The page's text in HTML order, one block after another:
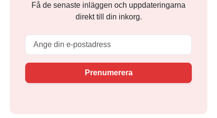
Få de senaste inläggen och uppdateringarna
direkt till din inkorg.
Prenumerera